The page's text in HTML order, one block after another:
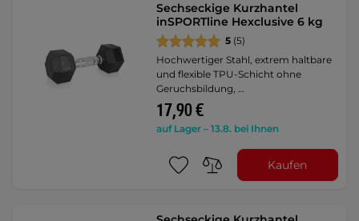
Sechseckige Kurzhantel
inSPORTline Hexclusive 6 kg
5 (5)
Hochwertiger Stahl, extrem haltbare
und flexible TPU-Schicht ohne
Geruchsbildung, …
17,90 €
auf Lager – 13.8. bei Ihnen
Kaufen